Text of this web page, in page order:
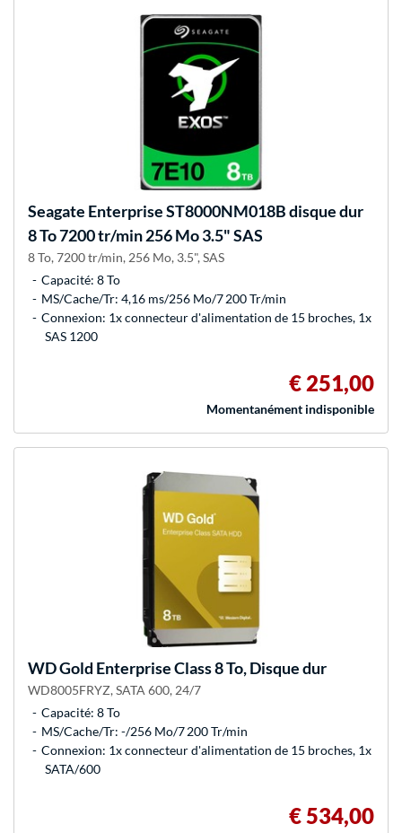
Seagate Enterprise ST8000NM018B disque dur
8 To 7200 tr/min 256 Mo 3.5" SAS
8 To, 7200 tr/min, 256 Mo, 3.5", SAS
Capacité: 8 To
MS/Cache/Tr: 4,16 ms/256 Mo/7 200 Tr/min
Connexion: 1x connecteur d'alimentation de 15 broches, 1x
SAS 1200
€ 251,00
Momentanément indisponible
WDGold Enterprise Class 8 To, Disque dur
WD8005FRYZ, SATA 600, 24/7
Capacité: 8 To
MS/Cache/Tr: -/256 Mo/7 200 Tr/min
Connexion: 1x connecteur d'alimentation de 15 broches, 1x
SATA/600
€ 534,00